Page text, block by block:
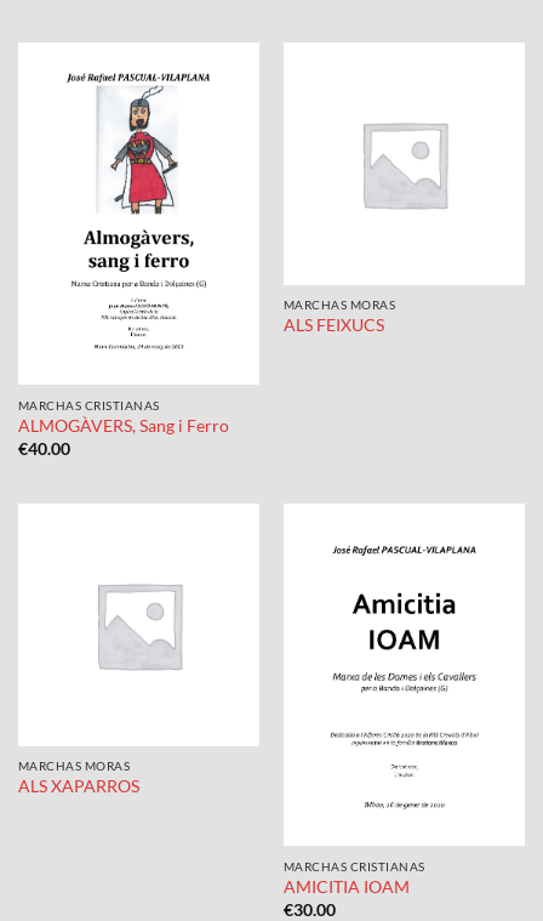
MARCHAS CRISTIANAS
ALMOGÀVERS, Sang i Ferro
€40.00
MARCHAS MORAS
ALS FEIXUCS
MARCHAS MORAS
ALS XAPARROS
MARCHAS CRISTIANAS
AMICITIA IOAM
€30.00